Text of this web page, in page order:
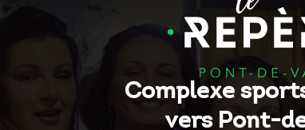
Complexe
vers Pont-